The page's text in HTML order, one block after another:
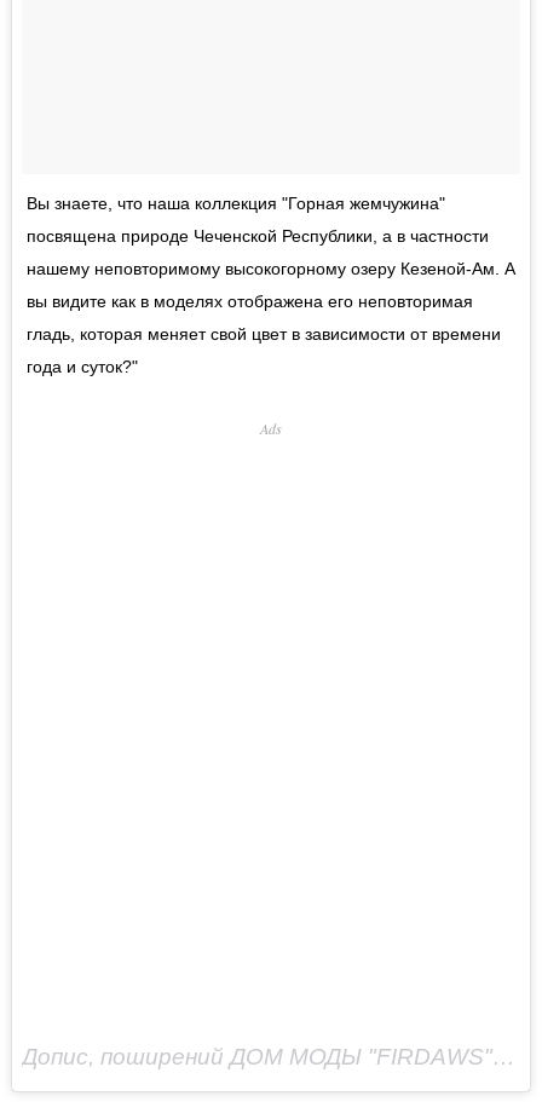
Вы знаете, что наша коллекция "Горная жемчужина"
посвящена природе Чеченской Республики, а в частности
нашему неповторимому высокогорному озеру Кезеной-Ам. А
вы видите как в моделях отображена его неповторимая
гладь, которая меняет свой цвет в зависимости от времени
года и суток?"
Ads
Допис, поширений ДОМ МОДЫ "FIRDAWS" (@firdaws_officiel)